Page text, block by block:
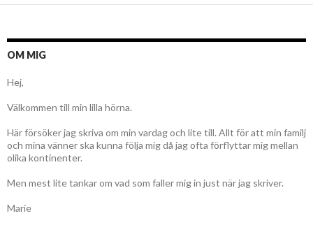
OM MIG
Hej,
Välkommen till min lilla hörna.
Här försöker jag skriva om min vardag och lite till. Allt för att min familj
och mina vänner ska kunna följa mig då jag ofta förflyttar mig mellan
olika kontinenter.
Men mest lite tankar om vad som faller mig in just när jag skriver.
Marie